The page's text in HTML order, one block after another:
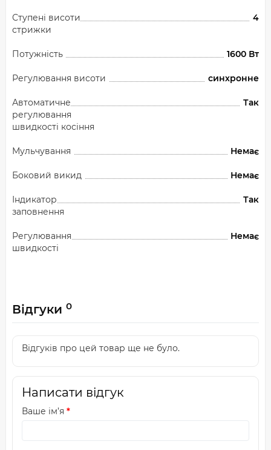
Ступені висоти
стрижки
4
Потужність 1600 Вт
Регулювання висоти синхронне
Автоматичне
регулювання
швидкості косіння
Так
Мульчування Немає
Боковий викид Немає
Індикатор
заповнення
Так
Регулювання
швидкості
Немає
Відгуки 0
Відгуків про цей товар ще не було.
Написати відгук
Ваше ім’я